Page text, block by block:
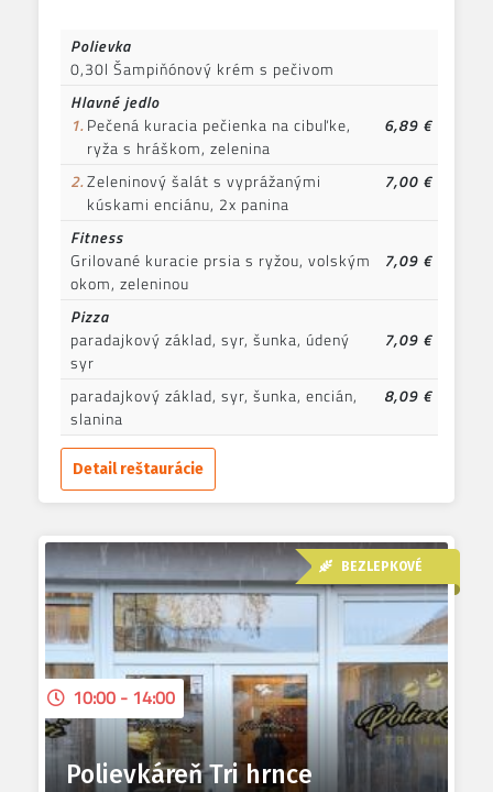
Polievka
0,30l Šampiňónový krém s pečivom
Hlavné jedlo
1. Pečená kuracia pečienka na cibuľke,
ryža s hráškom, zelenina
6,89 €
2.Zeleninový šalát s vyprážanými
kúskami enciánu, 2x panina
7,00 €
Fitness
Grilované kuracie prsia s ryžou, volským
okom, zeleninou
7,09 €
Pizza
paradajkový základ, syr, šunka, údený
syr
7,09 €
paradajkový základ, syr, šunka, encián,
slanina
8,09 €
Detail reštaurácie
BEZLEPKOVÉ
Polievkáreň Tri hrnce
10:00 - 14:00